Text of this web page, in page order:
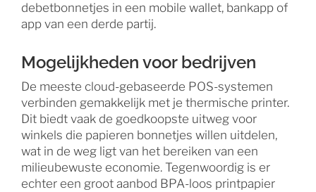
debetbonnetjes in een mobile wallet, bankapp of
app van een derde partij.
Mogelijkheden voor bedrijven
De meeste cloud-gebaseerde POS-systemen
verbinden gemakkelijk met je thermische printer.
Dit biedt vaak de goedkoopste uitweg voor
winkels die papieren bonnetjes willen uitdelen,
wat in de weg ligt van het bereiken van een
milieubewuste economie. Tegenwoordig is er
echter een groot aanbod BPA-loos printpapier